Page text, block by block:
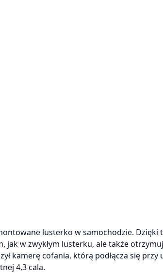
lusterko w samochodzie. Dzięki
jak w zwykłym lusterku, ale także
kamerę cofania, którą podłącza się przy
4,3 cala.